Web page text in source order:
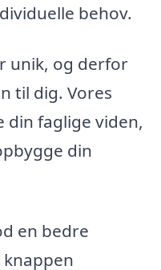
behov.
unik, og derfor
til dig. Vores
din faglige viden,
din
en bedre